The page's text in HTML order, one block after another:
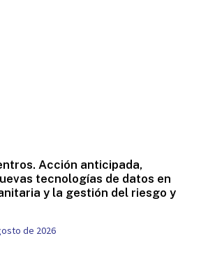
Acción anticipada,
tecnologías de datos en
y la gestión del riesgo y
de 2026